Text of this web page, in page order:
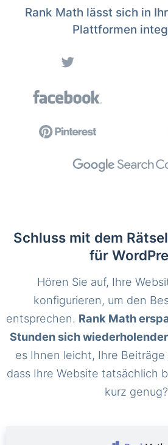
Rank Math lässt sich in
Plattformen
Schluss mit dem
für
Hören Sie auf, Ihre
konfigurieren, um den
entsprechen. Rank Math
Stunden sich
es Ihnen leicht, Ihre
dass Ihre Website tatsächlich
kurz genug?